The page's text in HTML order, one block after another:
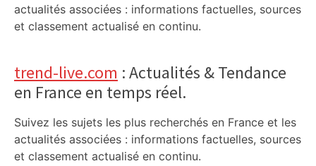
actualités associées : informations factuelles, sources
et classement actualisé en continu.
trend-live.com : Actualités & Tendance
en France en temps réel.
Suivez les sujets les plus recherchés en France et les
actualités associées : informations factuelles, sources
et classement actualisé en continu.